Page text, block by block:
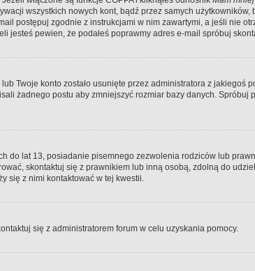
wszystkich nowych kont, bądź przez samych użytkowników,
postępuj zgodnie z instrukcjami w nim zawartymi, a jeśli nie
jesteś pewien, że podałeś poprawmy adres e-mail spróbuj
Twoje konto zostało usunięte przez administratora z jakiegoś
żadnego postu aby zmniejszyć rozmiar bazy danych. Spróbuj
do lat 13, posiadanie pisemnego zezwolenia rodziców lub
skontaktuj się z prawnikiem lub inną osobą, zdolną do
się z nimi kontaktować w tej kwestii.
się z administratorem forum w celu uzyskania pomocy.